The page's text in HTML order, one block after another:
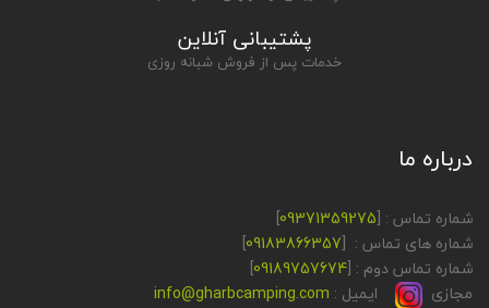
پشتیبانی آنلاین
خدمات پس از فروش شبانه روزی
درباره ما
شماره تماس : [09371359275
]
شماره های تماس : [09183866357
]
شماره تماس دوم : [09189757674
]
مجازی
ایمیل : info@gharbcamping.com